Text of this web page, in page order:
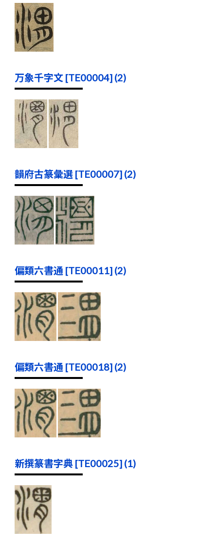
万象千字文 [TE00004] (2)
韻府古篆彙選 [TE00007] (2)
偏類六書通 [TE00011] (2)
偏類六書通 [TE00018] (2)
新撰篆書字典 [TE00025] (1)